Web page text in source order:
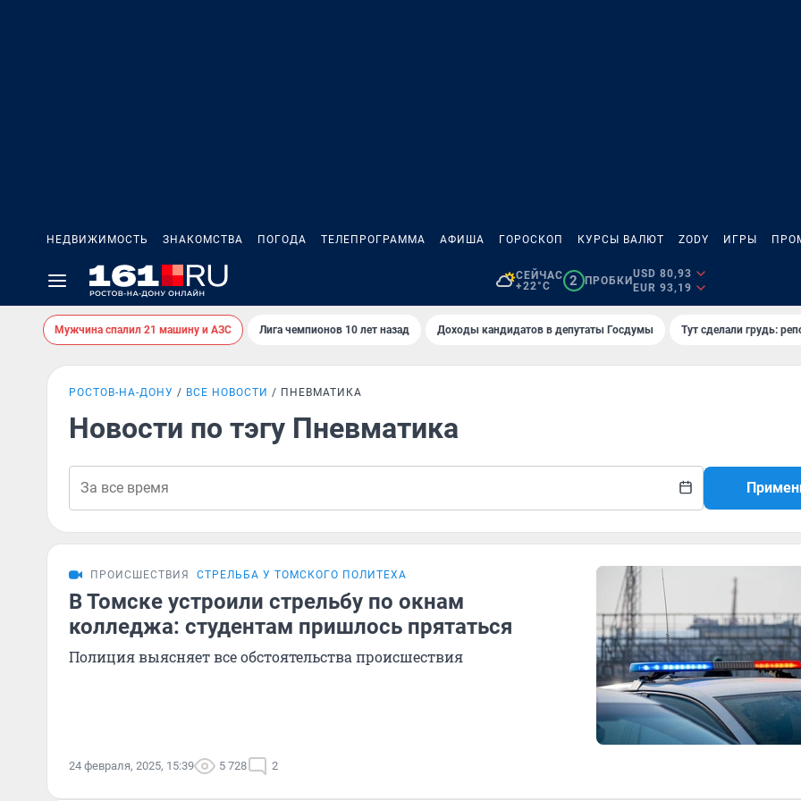
НЕДВИЖИМОСТЬ ЗНАКОМСТВА ПОГОДА ТЕЛЕПРОГРАММА АФИША ГОРОСКОП КУРСЫ ВАЛЮТ ZODY ИГРЫ
СЕЙЧАС
+22°C
2 ПРОБКИ
USD 80,93
EUR 93,19
Мужчина спалил 21 машину и АЗС Лига чемпионов 10 лет назад Доходы кандидатов в депутаты Госдумы Тут сделали грудь:
РОСТОВ-НА-ДОНУ ВСЕ НОВОСТИ ПНЕВМАТИКА
Новости по тэгу Пневматика
ПРОИСШЕСТВИЯ СТРЕЛЬБА У ТОМСКОГО ПОЛИТЕХА
В Томске устроили стрельбу по окнам
колледжа: студентам пришлось прятаться
Полиция выясняет все обстоятельства происшествия
24 февраля, 2025, 15:39 5 728 2